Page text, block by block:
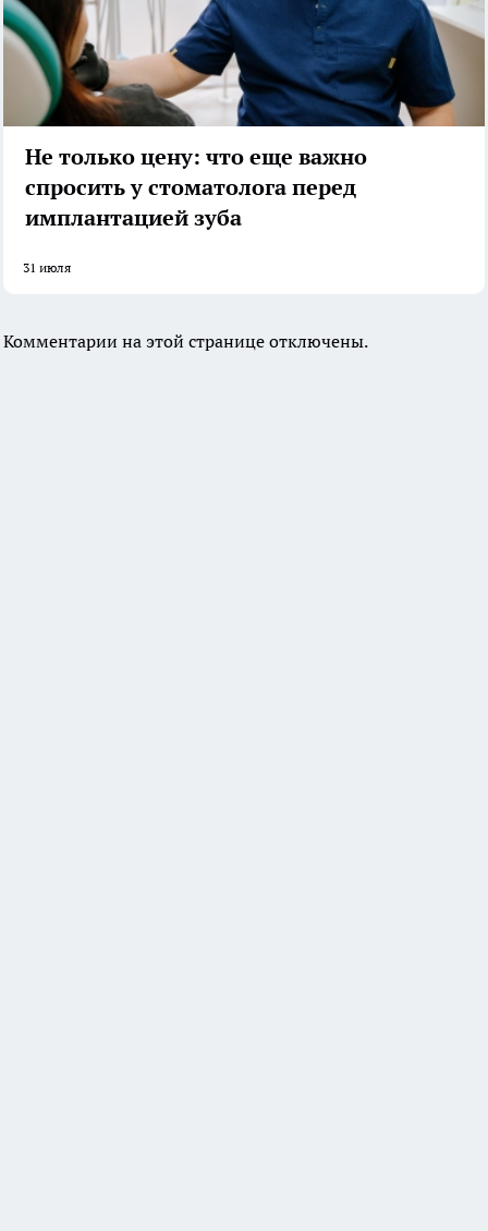
Не только цену: что еще важно
спросить у стоматолога перед
имплантацией зуба
31 июля
Комментарии на этой странице отключены.